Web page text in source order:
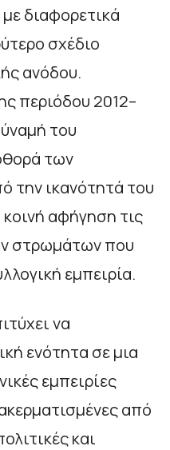
διαφορετικά
σχέδιο
ανόδου.
περιόδου 2012–
του
των
την ικανότητά του
αφήγηση τις
στρωμάτων που
εμπειρία.
να
ενότητα σε μια
εμπειρίες
από
και